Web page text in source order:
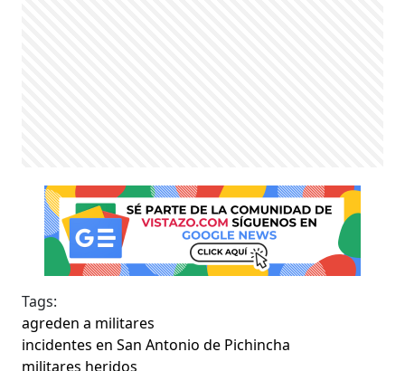
Tags:
agreden a militares
incidentes en San Antonio de Pichincha
militares heridos